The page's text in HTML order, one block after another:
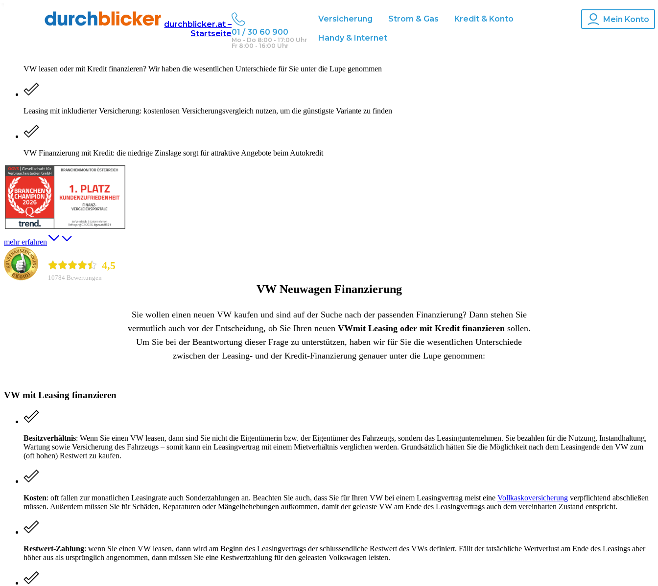
durchblicker.at –
Startseite01 / 30 60 900
Mo - Do 8:00 - 17:00 Uhr
Fr 8:00 - 16:00 Uhr
Versicherung Strom & Gas Kredit & Konto
Handy & Internet
Mein Konto
VW Leasing vs. Kredit Finanzierung
VW leasen oder mit Kredit finanzieren? Wir haben die wesentlichen Unterschiede für Sie unter die Lupe genommen
Leasing mit inkludierter Versicherung: kostenlosen Versicherungsvergleich nutzen, um die günstigste Variante zu finden
VW Finanzierung mit Kredit: die niedrige Zinslage sorgt für attraktive Angebote beim Autokredit
mehr erfahren
4,5
10784 Bewertungen
VW Neuwagen Finanzierung
Sie wollen einen neuen VW kaufen und sind auf der Suche nach der passenden Finanzierung? Dann stehen Sie
vermutlich auch vor der Entscheidung, ob Sie Ihren neuen VWmit Leasing oder mit Kredit finanzieren sollen.
Um Sie bei der Beantwortung dieser Frage zu unterstützen, haben wir für Sie die wesentlichen Unterschiede
zwischen der Leasing- und der Kredit-Finanzierung genauer unter die Lupe genommen:
VW mit Leasing finanzieren
Besitzverhältnis: Wenn Sie einen VW leasen, dann sind Sie nicht die Eigentümerin bzw. der Eigentümer des Fahrzeugs, sondern das Leasingunternehmen. Sie bezahlen für die Nutzung, Instandhaltung,
Wartung sowie Versicherung des Fahrzeugs – somit kann ein Leasingvertrag mit einem Mietverhältnis verglichen werden. Grundsätzlich hätten Sie die Möglichkeit nach dem Leasingende den VW zum
(oft hohen) Restwert zu kaufen.
Kosten: oft fallen zur monatlichen Leasingrate auch Sonderzahlungen an. Beachten Sie auch, dass Sie für Ihren VW bei einem Leasingvertrag meist eine Vollkaskoversicherung verpflichtend abschließen
müssen. Außerdem müssen Sie für Schäden, Reparaturen oder Mängelbehebungen aufkommen, damit der geleaste VW am Ende des Leasingvertrags auch dem vereinbarten Zustand entspricht.
Restwert-Zahlung: wenn Sie einen VW leasen, dann wird am Beginn des Leasingvertrags der schlussendliche Restwert des VWs definiert. Fällt der tatsächliche Wertverlust am Ende des Leasings aber
höher aus als ursprünglich angenommen, dann müssen Sie eine Restwertzahlung für den geleasten Volkswagen leisten.